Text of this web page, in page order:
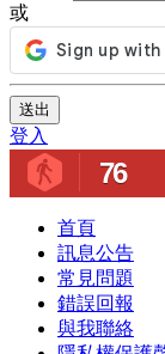
或
送出
登入
76
首頁
訊息公告
常見問題
錯誤回報
與我聯絡